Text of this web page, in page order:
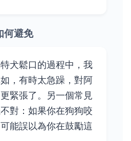
何避免
犬鬆口的過程中，我
，有時太急躁，對阿
緊張了。另一個常見
對：如果你在狗狗咬
能誤以為你在鼓勵這